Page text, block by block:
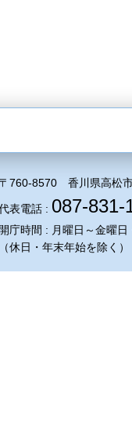
〒760-8570 香川県高松
表電話 : 087-831-
開庁時間 : 月曜日～金曜
（休日・年末年始を除く）